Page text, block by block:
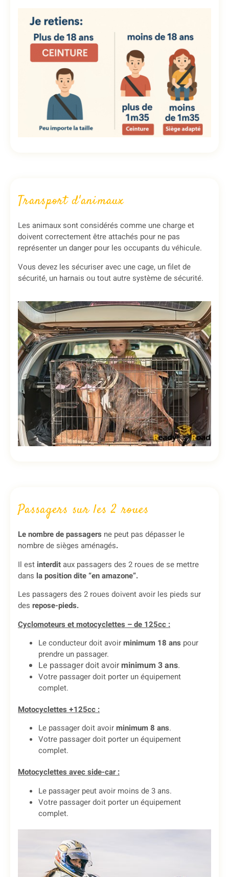
Transport d'animaux
Les animaux sont considérés comme une charge et
doivent correctement être attachés pour ne pas
représenter un danger pour les occupants du véhicule.
Vous devez les sécuriser avec une cage, un filet de
sécurité, un harnais ou tout autre système de sécurité.
Passagers sur les 2 roues
Le nombre de passagers ne peut pas dépasser le
nombre de sièges aménagés.
Il est interdit aux passagers des 2 roues de se mettre
dans la position dite “en amazone”.
Les passagers des 2 roues doivent avoir les pieds sur
des repose-pieds.
Cyclomoteurs et motocyclettes – de 125cc :
Le conducteur doit avoirminimum 18 ans pour
prendre un passager.
Le passager doit avoirminimum 3 ans.
Votre passager doit porter un équipement
complet.
Motocyclettes +125cc :
Le passager doit avoirminimum 8 ans.
Votre passager doit porter un équipement
complet.
Motocyclettes avec side-car :
Le passager peut avoir moins de 3 ans.
Votre passager doit porter un équipement
complet.